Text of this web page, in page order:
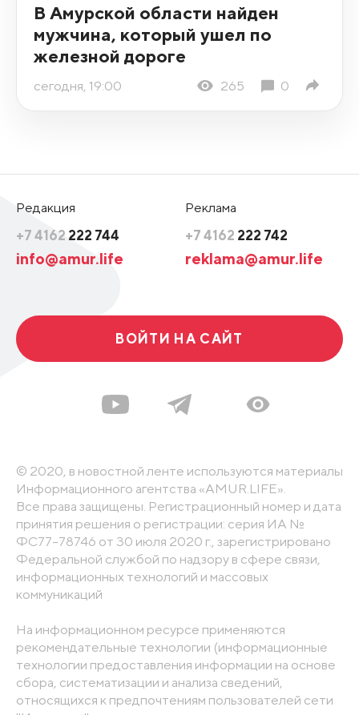
В Амурской области найден
мужчина, который ушел по
железной дороге
сегодня, 19:00 265 0
Редакция
+7 4162 222 744
info@amur.life
Реклама
+7 4162 222 742
reklama@amur.life
ВОЙТИ НА САЙТ
© 2020, в новостной ленте используются материалы
Информационного агентства «AMUR.LIFE».
Все права защищены. Регистрационный номер и дата
принятия решения о регистрации: серия ИА №
ФС77-78746 от 30 июля 2020 г., зарегистрировано
Федеральной службой по надзору в сфере связи,
информационных технологий и массовых
коммуникаций
На информационном ресурсе применяются
рекомендательные технологии (информационные
технологии предоставления информации на основе
сбора, систематизации и анализа сведений,
относящихся к предпочтениям пользователей сети